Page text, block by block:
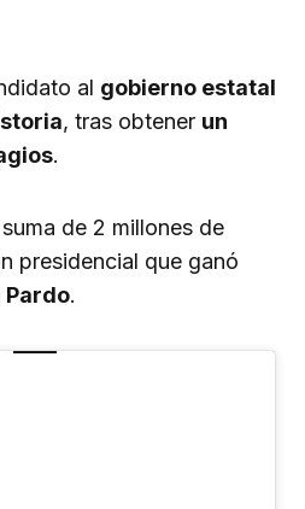
al gobierno estatal
, tras obtener un
.
de 2 millones de
presidencial que ganó
Pardo.